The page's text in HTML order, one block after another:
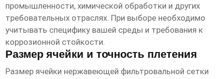
промышленности, химической обработки и других
требовательных отраслях. При выборе необходимо
учитывать специфику вашей среды и требования к
коррозионной стойкости.
Размер ячейки и точность плетения
Размер ячейки нержавеющей фильтровальной сетки